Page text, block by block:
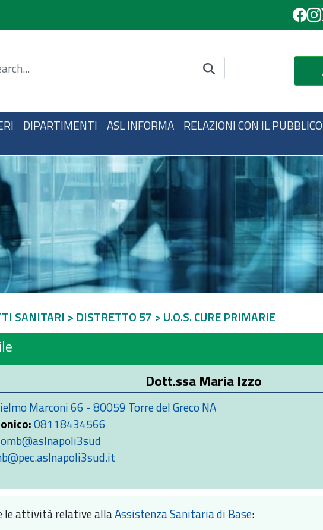
nel sito
DIPARTIMENTI ASL INFORMA RELAZIONI CON IL PUBBLICO
SANITARI > DISTRETTO 57 > U.O.S. CURE PRIMARIE
Dott.ssa Maria Izzo
Marconi 66 - 80059 Torre del Greco NA
08118434566
le attività relative allaAssistenza Sanitaria di Base: